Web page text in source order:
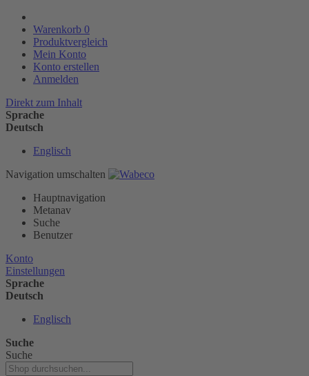
Warenkorb 0
Produktvergleich
Mein Konto
Konto erstellen
Anmelden
Direkt zum Inhalt
Sprache
Deutsch
Englisch
Navigation umschalten
Hauptnavigation
Metanav
Suche
Benutzer
Konto
Einstellungen
Sprache
Deutsch
Englisch
Suche
Suche